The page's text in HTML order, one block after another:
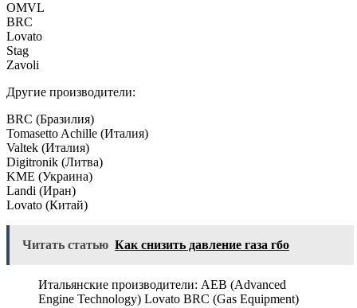
OMVL
BRC
Lovato
Stag
Zavoli
Другие производители:
BRC (Бразилия)
Tomasetto Achille (Италия)
Valtek (Италия)
Digitronik (Литва)
KME (Украина)
Landi (Иран)
Lovato (Китай)
Читать статью Как снизить давление газа гбо
Итальянские производители: AEB (Advanced
Engine Technology) Lovato BRC (Gas Equipment)